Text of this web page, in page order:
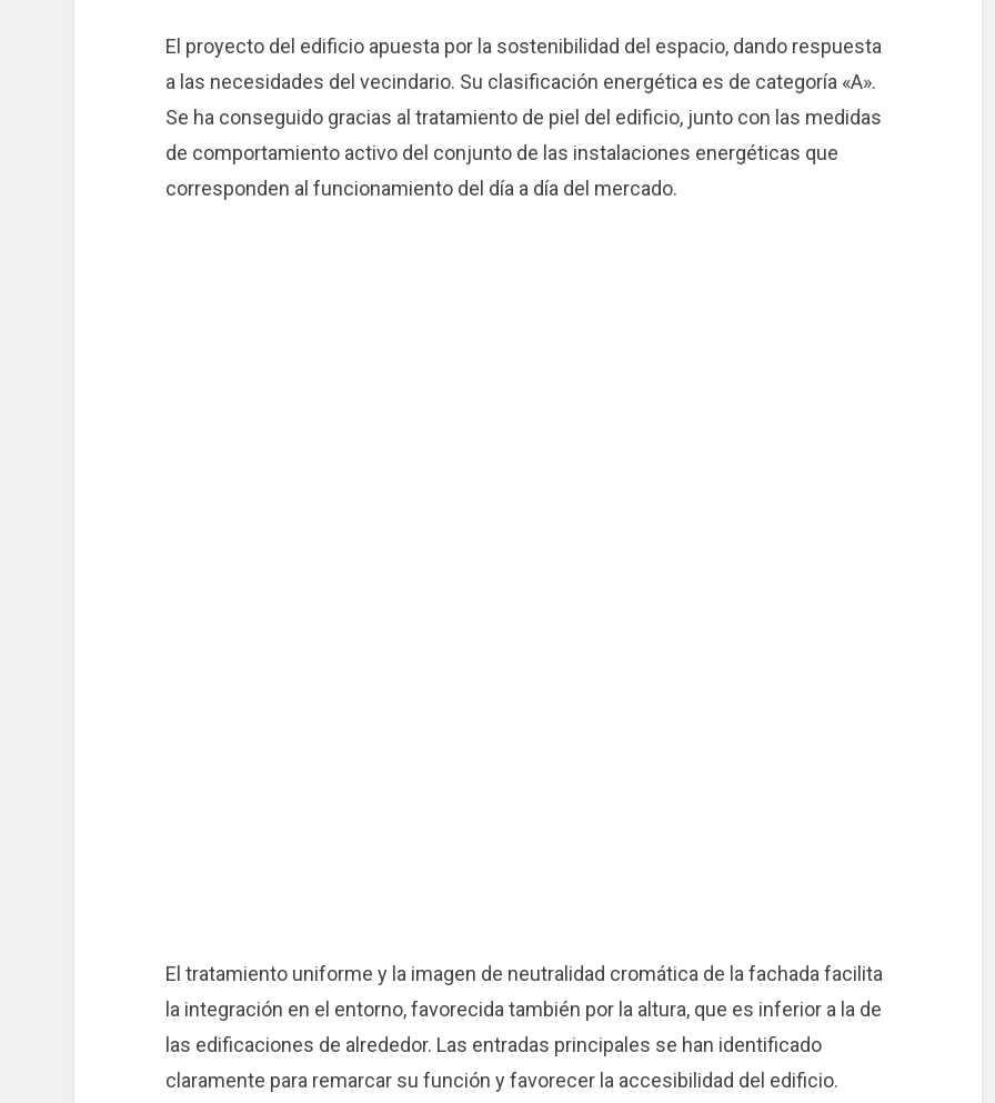
El proyecto del edificio apuesta por la sostenibilidad del espacio, dando respuesta
a las necesidades del vecindario. Su clasificación energética es de categoría «A».
Se ha conseguido gracias al tratamiento de piel del edificio, junto con las medidas
de comportamiento activo del conjunto de las instalaciones energéticas que
corresponden al funcionamiento del día a día del mercado.
El tratamiento uniforme y la imagen de neutralidad cromática de la fachada facilita
la integración en el entorno, favorecida también por la altura, que es inferior a la de
las edificaciones de alrededor. Las entradas principales se han identificado
claramente para remarcar su función y favorecer la accesibilidad del edificio.